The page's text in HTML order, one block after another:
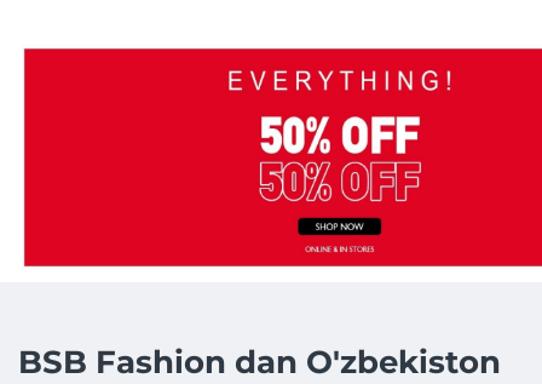
BSB Fashion dan O'zbekiston